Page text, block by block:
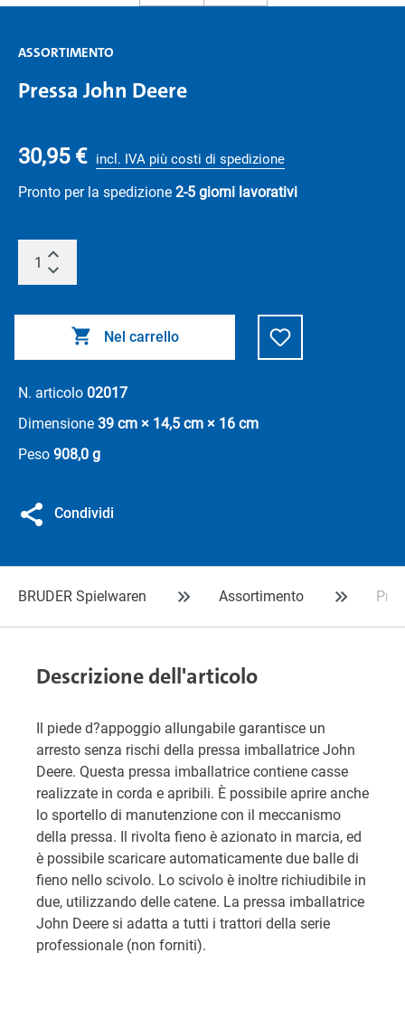
ASSORTIMENTO
Pressa John Deere
30,95 € incl. IVA più costi di spedizione
Pronto per la spedizione 2-5 giorni lavorativi
Nel carrello
N. articolo 02017
Dimensione 39 cm × 14,5 cm × 16 cm
Peso 908,0 g
Condividi
BRUDER Spielwaren Assortimento
Descrizione dell'articolo
Il piede d?appoggio allungabile garantisce un
arresto senza rischi della pressa imballatrice John
Deere. Questa pressa imballatrice contiene casse
realizzate in corda e apribili. È possibile aprire anche
lo sportello di manutenzione con il meccanismo
della pressa. Il rivolta fieno è azionato in marcia, ed
è possibile scaricare automaticamente due balle di
fieno nello scivolo. Lo scivolo è inoltre richiudibile in
due, utilizzando delle catene. La pressa imballatrice
John Deere si adatta a tutti i trattori della serie
professionale (non forniti).